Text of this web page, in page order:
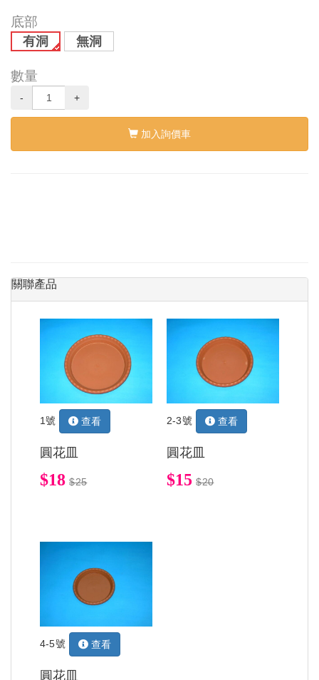
底部
有洞 無洞
數量
- +
加入詢價車
關聯產品
1號 查看
圓花皿
$18 $25
2-3號 查看
圓花皿
$15 $20
4-5號 查看
圓花皿